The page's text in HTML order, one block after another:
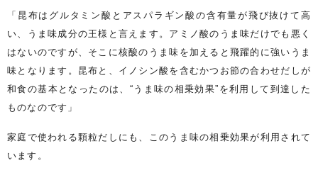
「昆布はグルタミン酸とアスパラギン酸の含有量が飛び抜けて高
い、うま味成分の王様と言えます。アミノ酸のうま味だけでも悪く
はないのですが、そこに核酸のうま味を加えると飛躍的に強いうま
味となります。昆布と、イノシン酸を含むかつお節の合わせだしが
和食の基本となったのは、“うま味の相乗効果”を利用して到達した
ものなのです」
家庭で使われる顆粒だしにも、このうま味の相乗効果が利用されて
います。